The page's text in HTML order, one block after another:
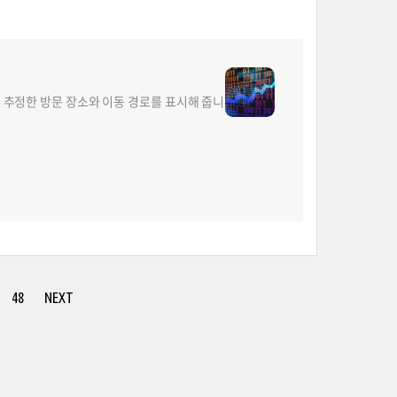
정한 방문 장소와 이동 경로를 표시해 줍니
48 NEXT